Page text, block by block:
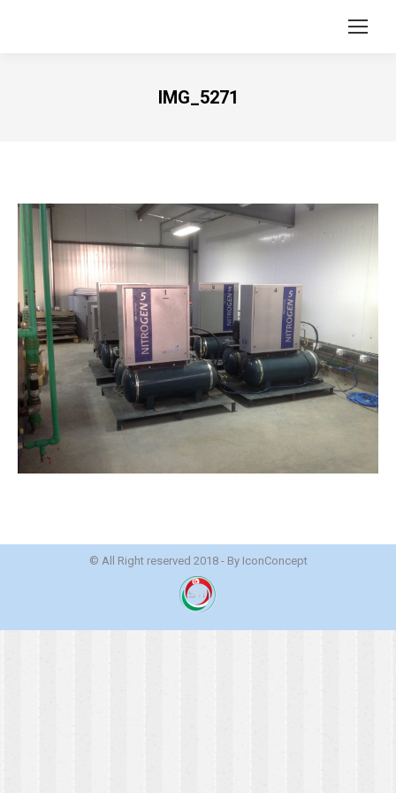
IMG_5271
© All Right reserved 2018 - By IconConcept